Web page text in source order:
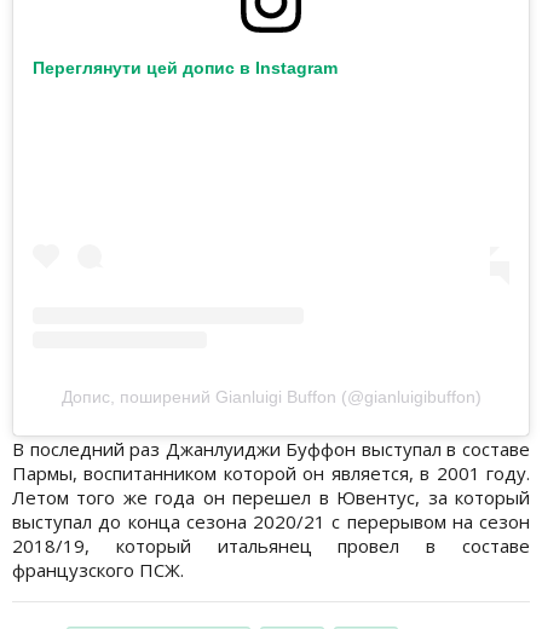
Переглянути цей допис в Instagram
Допис, поширений Gianluigi Buffon (@gianluigibuffon)
В последний раз Джанлуиджи Буффон выступал в составе
Пармы, воспитанником которой он является, в 2001 году.
Летом того же года он перешел в Ювентус, за который
выступал до конца сезона 2020/21 с перерывом на сезон
2018/19, который итальянец провел в составе
французского ПСЖ.